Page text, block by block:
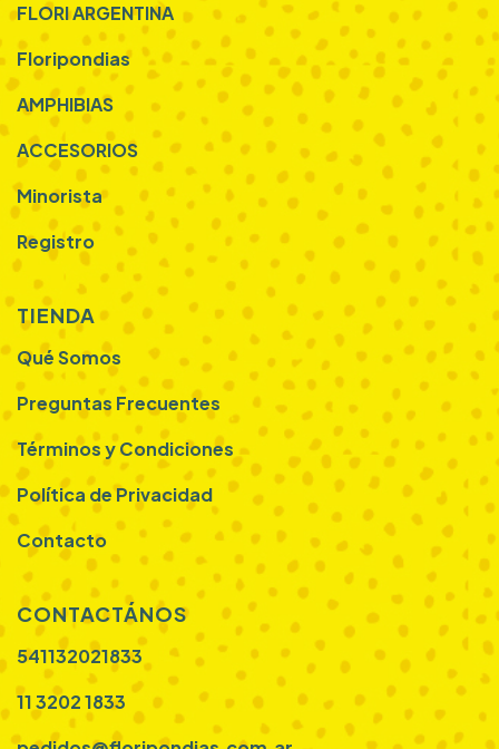
FLORI ARGENTINA
Floripondias
AMPHIBIAS
ACCESORIOS
Minorista
Registro
TIENDA
Qué Somos
Preguntas Frecuentes
Términos y Condiciones
Política de Privacidad
Contacto
CONTACTÁNOS
541132021833
11 3202 1833